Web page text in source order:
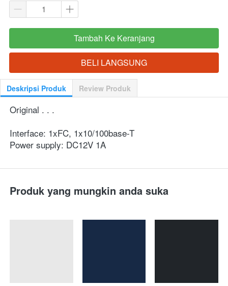
`
Tambah Ke Keranjang
`BELI LANGSUNG
Deskripsi Produk Review Produk
Original . . .
Interface: 1xFC, 1x10/100base-T
Power supply: DC12V 1A
Produk yang mungkin anda suka